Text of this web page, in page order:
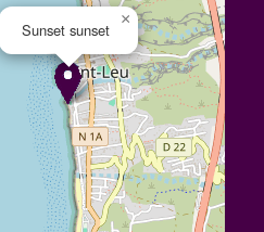
Sunset sunset
×